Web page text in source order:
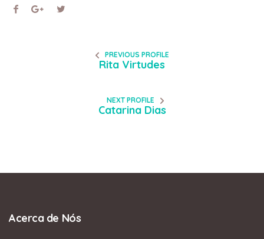
PREVIOUS PROFILE
Rita Virtudes
NEXT PROFILE
Catarina Dias
Acerca de Nós